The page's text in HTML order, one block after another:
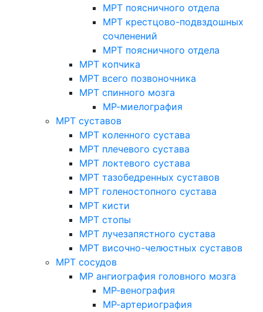
МРТ поясничного отдела
МРТ крестцово-подвздошных
сочленений
МРТ поясничного отдела
МРТ копчика
МРТ всего позвоночника
МРТ спинного мозга
МР-миелография
МРТ суставов
МРТ коленного сустава
МРТ плечевого сустава
МРТ локтевого сустава
МРТ тазобедренных суставов
МРТ голеностопного сустава
МРТ кисти
МРТ стопы
МРТ лучезапястного сустава
МРТ височно-челюстных суставов
МРТ сосудов
МР ангиография головного мозга
МР-венография
МР-артериография